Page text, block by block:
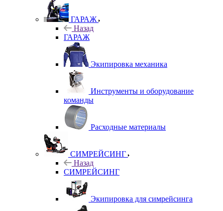
ГАРАЖ
Назад
ГАРАЖ
Экипировка механика
Инструменты и оборудование
команды
Расходные материалы
СИМРЕЙСИНГ
Назад
СИМРЕЙСИНГ
Экипировка для симрейсинга